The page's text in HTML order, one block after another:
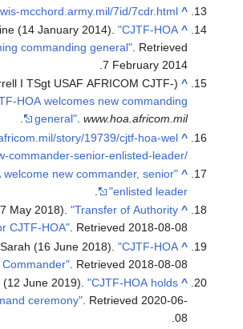
^
mcchord.army.mil/7id/7cdr.html
^
(14 January 2014)."CJTF-HOA
commanding general" . Retrieved
7 February 2014
.
^
I TSgt USAF AFRICOM CJTF-
HOA welcomes new commanding
general".www.hoa.africom.mil
.
^
story/19739/cjtf-hoa-wel
commander-senior-enlisted-leader/
^
welcome new commander, senior
enlisted leader"
^
May 2018)."Transfer of Authority
CJTF-HOA". Retrieved2018-08-08
^
(16 June 2018)."CJTF-HOA
. Retrieved 2018-08-08
^
(12 June 2019)."CJTF-HOA holds
ceremony". Retrieved2020-06-
08
.